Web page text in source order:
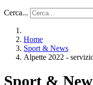
Cerca...
Home
Sport & News
Alpette 2022 -
Sport &